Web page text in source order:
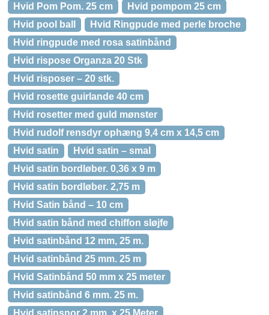
Hvid Pom Pom. 25 cm
Hvid pompom 25 cm
Hvid pool ball
Hvid Ringpude med perle broche
Hvid ringpude med rosa satinbånd
Hvid rispose Organza 20 Stk
Hvid risposer – 20 stk.
Hvid rosette guirlande 40 cm
Hvid rosetter med guld mønster
Hvid rudolf rensdyr ophæng 9,4 cm x 14,5 cm
Hvid satin
Hvid satin – smal
Hvid satin bordløber. 0,36 x 9 m
Hvid satin bordløber. 2,75 m
Hvid Satin bånd – 10 cm
Hvid satin bånd med chiffon sløjfe
Hvid satinbånd 12 mm, 25 m.
Hvid satinbånd 25 mm. 25 m
Hvid Satinbånd 50 mm x 25 meter
Hvid satinbånd 6 mm. 25 m.
Hvid satinsnor 2 mm. x 25 Meter